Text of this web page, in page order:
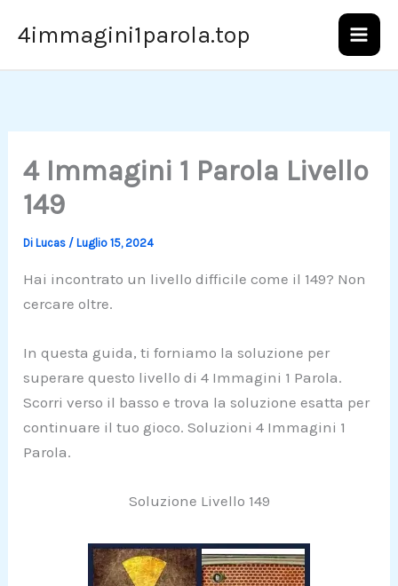
4immagini1parola.top
4 Immagini 1 Parola Livello
149
DiLucas /Luglio 15, 2024
Hai incontrato un livello difficile come il 149? Non
cercare oltre.
In questa guida, ti forniamo la soluzione per
superare questo livello di 4 Immagini 1 Parola.
Scorri verso il basso e trova la soluzione esatta per
continuare il tuo gioco. Soluzioni 4 Immagini 1
Parola.
Soluzione Livello 149